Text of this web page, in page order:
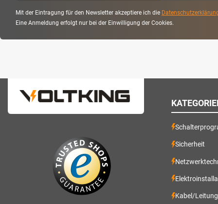
Mit der Eintragung für den Newsletter akzeptiere ich die
Eine Anmeldung erfolgt nur bei der Einwilligung der Cookies.
Sicherheit
Kabel/